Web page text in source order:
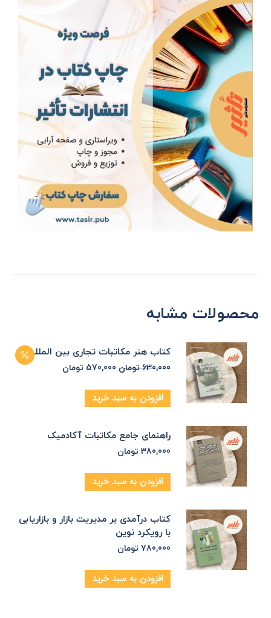
محصولات مشابه
کتاب هنر مکاتبات تجاری بین المللی
630,000 تومان 570,000 تومان
افزودن به سبد خرید
راهنمای جامع مکاتبات آکادمیک
380,000 تومان
افزودن به سبد خرید
کتاب درآمدی بر مدیریت بازار و بازاریابی
با رویکرد نوین
780,000 تومان
افزودن به سبد خرید